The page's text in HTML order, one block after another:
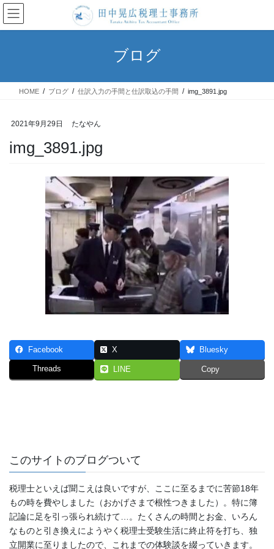
コ
ン
テ
ス
ナ
ビ
ゲ
ン
ブログ
HOME ブログ 仕訳入力の手間と仕訳取込の手間 img_3891.jpg
2021年9月29日 たなやん
img_3891.jpg
Facebook X Bluesky
Threads LINE Copy
このサイトのブログついて
税理士といえば聞こえは良いですが、ここに至るまでに苦節18年
もの時を費やしました（おかげさまで根性つきました）。特に簿
記論に足を引っ張られ続けて…。たくさんの時間とお金、いろん
なものと引き換えにようやく税理士受験生活に終止符を打ち、独
立開業に至りましたので、これまでの体験談を綴っていきます。